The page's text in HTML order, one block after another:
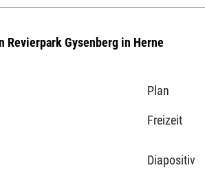
Revierpark Gysenberg in Herne
Plan
Freizeit
Diapositiv